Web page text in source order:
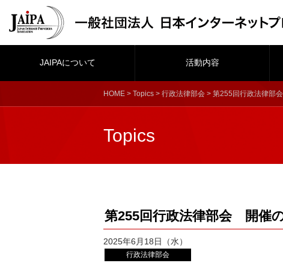
JAIPAについて 活動内容
HOME > Topics > 行政法律部会 > 第255回行政法律部
Topics
第255回行政法律部会 開催
2025年6月18日（水）
行政法律部会